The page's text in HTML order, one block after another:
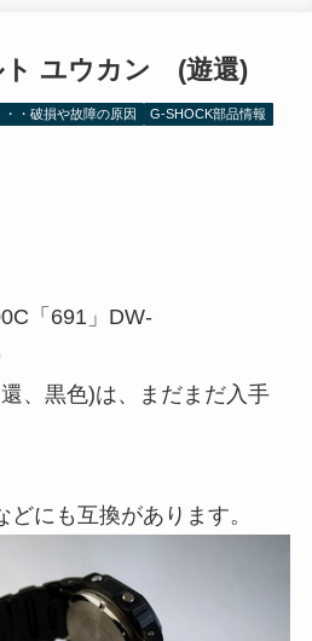
ト ユウカン (遊還)
・・破損や故障の原因 G-SHOCK部品情報
「691」DW-
、黒色)は、まだまだ入手
にも互換があります。